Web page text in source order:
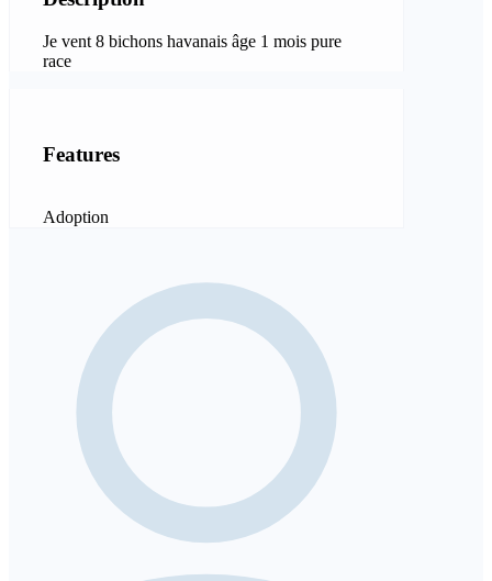
Je vent 8 bichons havanais âge 1 mois pure
race
Features
Adoption